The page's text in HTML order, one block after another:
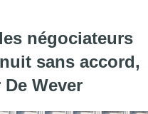
fédérale :
négociateurs
sans accord,
Wever